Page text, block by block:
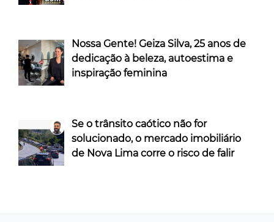
Nossa Gente! Geiza Silva, 25 anos de
dedicação à beleza, autoestima e
inspiração feminina
Se o trânsito caótico não for
solucionado, o mercado imobiliário
de Nova Lima corre o risco de falir